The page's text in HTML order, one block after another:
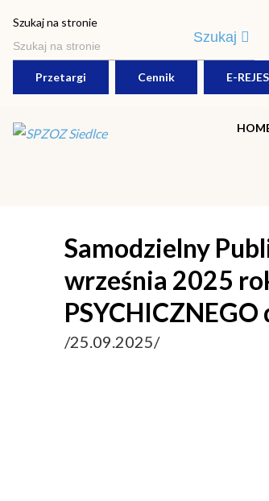
Szukaj na stronie
Szukaj
Przetargi Cennik E-
Samodzielny
września 2025
PSYCHICZNEGO
/25.09.2025/